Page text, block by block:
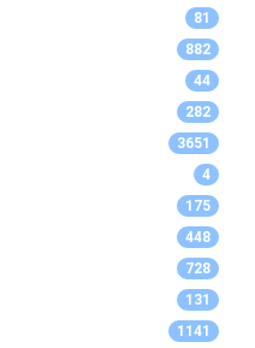
81
882
44
282
3651
4
175
448
728
131
1141